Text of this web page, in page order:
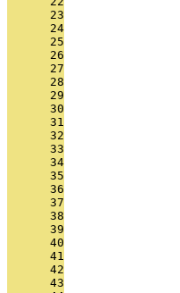
      23
      24
      25
      26
      27
      28
      29
      30
      31
      32
      33
      34
      35
      36
      37
      38
      39
      40
      41
      42
      43